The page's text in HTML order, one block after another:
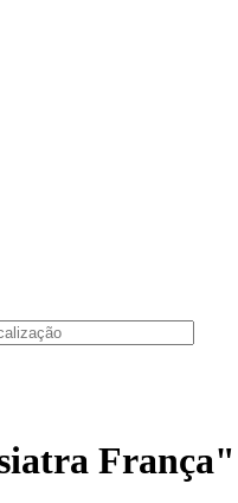
França"